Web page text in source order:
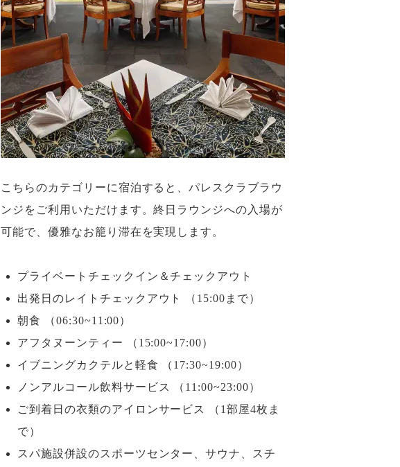
こちらのカテゴリーに宿泊すると、パレスクラブラウ
ンジをご利用いただけます。終日ラウンジへの入場が
可能で、優雅なお籠り滞在を実現します。
プライベートチェックイン＆チェックアウト
出発日のレイトチェックアウト （15:00まで）
朝食 （06:30~11:00）
アフタヌーンティー （15:00~17:00）
イブニングカクテルと軽食 （17:30~19:00）
ノンアルコール飲料サービス （11:00~23:00）
ご到着日の衣類のアイロンサービス （1部屋4枚ま
で）
スパ施設併設のスポーツセンター、サウナ、スチ